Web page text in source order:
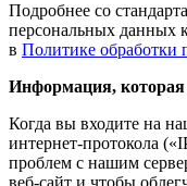
Подробнее со
персональных данных
в Политике обработки
Информация, которая
Когда вы входите на
интернет-протокола
проблем с нашим